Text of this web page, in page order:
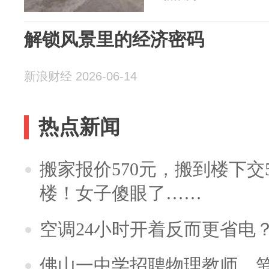
解锁风景里的经济密码
新浪财经 2026-06-14
热点新闻
搬家报价570元，搬到楼下
楼！女子傻眼了……
空调24小时开着反而更省电